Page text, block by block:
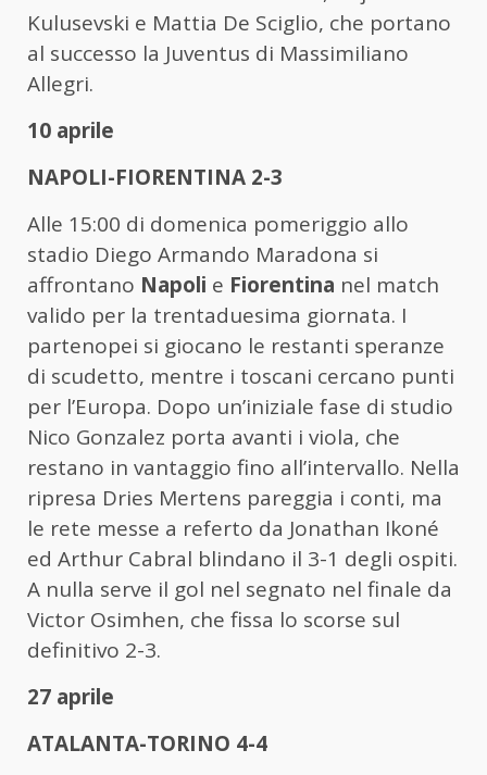
Kulusevski e Mattia De Sciglio, che portano
al successo la Juventus di Massimiliano
Allegri.
10 aprile
NAPOLI-FIORENTINA 2-3
Alle 15:00 di domenica pomeriggio allo
stadio Diego Armando Maradona si
affrontano Napoli e Fiorentina nel match
valido per la trentaduesima giornata. I
partenopei si giocano le restanti speranze
di scudetto, mentre i toscani cercano punti
per l’Europa. Dopo un’iniziale fase di studio
Nico Gonzalez porta avanti i viola, che
restano in vantaggio fino all’intervallo. Nella
ripresa Dries Mertens pareggia i conti, ma
le rete messe a referto da Jonathan Ikoné
ed Arthur Cabral blindano il 3-1 degli ospiti.
A nulla serve il gol nel segnato nel finale da
Victor Osimhen, che fissa lo scorse sul
definitivo 2-3.
27 aprile
ATALANTA-TORINO 4-4